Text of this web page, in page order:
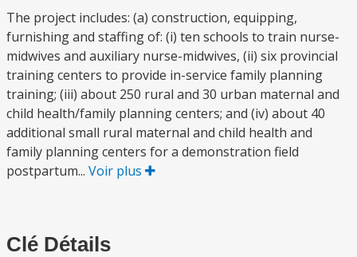
The project includes: (a) construction, equipping,
furnishing and staffing of: (i) ten schools to train nurse-
midwives and auxiliary nurse-midwives, (ii) six provincial
training centers to provide in-service family planning
training; (iii) about 250 rural and 30 urban maternal and
child health/family planning centers; and (iv) about 40
additional small rural maternal and child health and
family planning centers for a demonstration field
postpartum... Voir plus
Clé Détails